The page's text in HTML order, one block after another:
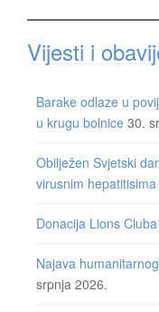
Vijesti i
Barake odlaze u
u krugu bolnice 30.
Obilježen Svjetski
virusnim hepatitisima
Donacija Lions
Najava
srpnja 2026.